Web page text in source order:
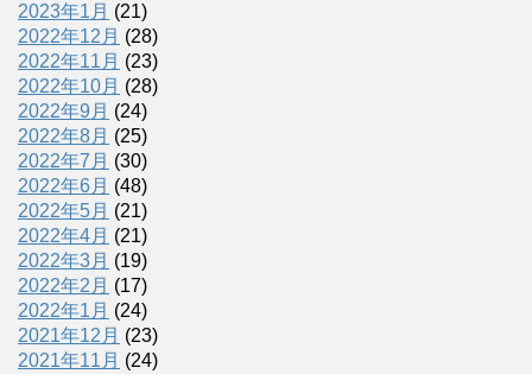
2023年1月 (21)
2022年12月 (28)
2022年11月 (23)
2022年10月 (28)
2022年9月 (24)
2022年8月 (25)
2022年7月 (30)
2022年6月 (48)
2022年5月 (21)
2022年4月 (21)
2022年3月 (19)
2022年2月 (17)
2022年1月 (24)
2021年12月 (23)
2021年11月 (24)